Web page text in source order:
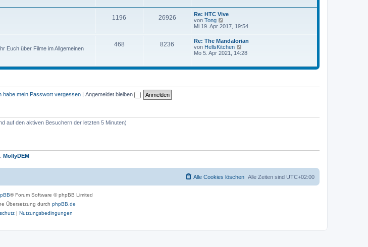
a
e
i
r
a
g
e
r
B
e
t
a
g
1196 26926
Re: HTC Vive
von Tong
e
s
t
e
B
t
Mi 19. Apr 2017, 19:54
Euch über Filme im Allgemeinen
468 8236
Re: The Mandalorian
von HellsKitchen
e
s
r
r
Mo 5. Apr 2021, 14:28
habe mein Passwort vergessen | Angemeldet bleiben
auf den aktiven Besuchern der letzten 5 Minuten)
MollyDEM
Alle Zeiten sind UTC+02:00
Alle Cookies löschen
® Forum Software © phpBB Limited
Übersetzung durch phpBB.de
| Nutzungsbedingungen